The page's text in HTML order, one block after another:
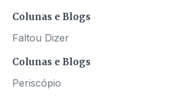
Colunas e Blogs
Faltou Dizer
Colunas e Blogs
Periscópio